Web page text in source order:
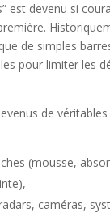
est devenu si
de simples
pour limiter les
de
(mousse,
caméras,